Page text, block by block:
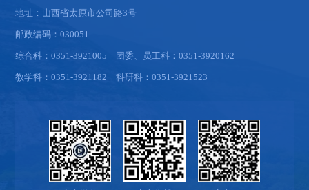
地址：山西省太原市公司路3号
邮政编码：030051
综合科：0351-3921005 团委、员工科：0351-3920162
教学科：0351-3921182 科研科：0351-3921523